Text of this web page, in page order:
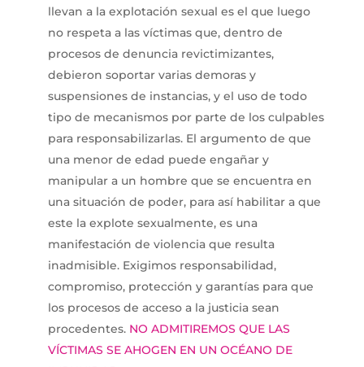
llevan a la explotación sexual es el que luego
no respeta a las víctimas que, dentro de
procesos de denuncia revictimizantes,
debieron soportar varias demoras y
suspensiones de instancias, y el uso de todo
tipo de mecanismos por parte de los culpables
para responsabilizarlas. El argumento de que
una menor de edad puede engañar y
manipular a un hombre que se encuentra en
una situación de poder, para así habilitar a que
este la explote sexualmente, es una
manifestación de violencia que resulta
inadmisible. Exigimos responsabilidad,
compromiso, protección y garantías para que
los procesos de acceso a la justicia sean
procedentes. NO ADMITIREMOS QUE LAS
VÍCTIMAS SE AHOGEN EN UN OCÉANO DE